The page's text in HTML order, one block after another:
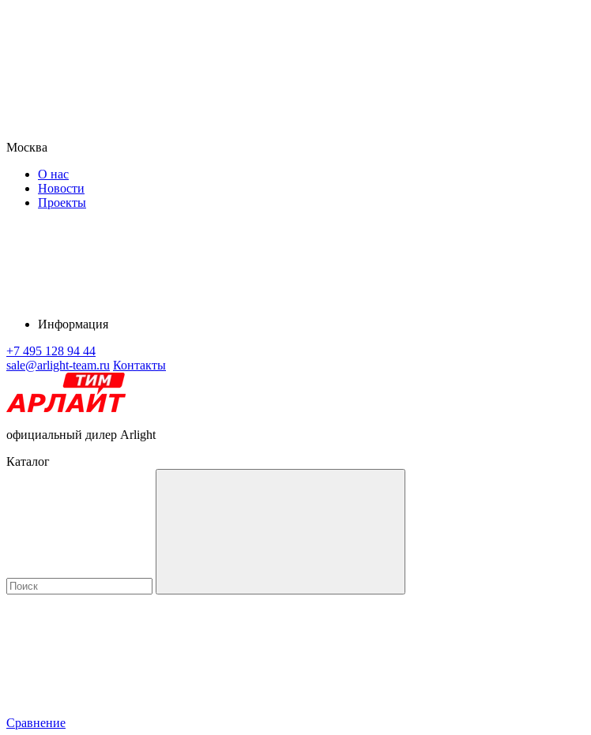
Москва
О нас
Новости
Проекты
Информация
+7 495 128 94 44
sale@arlight-team.ru Контакты
официальный дилер Arlight
Каталог
Сравнение